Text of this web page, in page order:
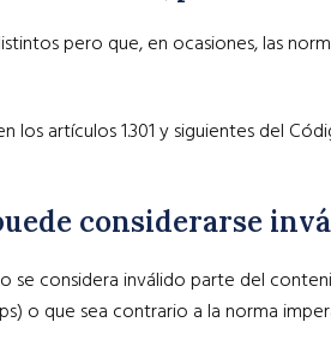
pero que, en ocasiones, las
los artículos 1.301 y siguientes del
considerarse
se considera inválido parte del
o que sea contrario a la norma